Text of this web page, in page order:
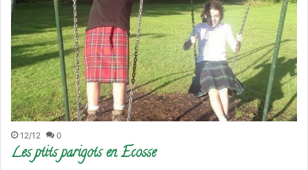
12/12 0
Les ptits parigots en Ecosse